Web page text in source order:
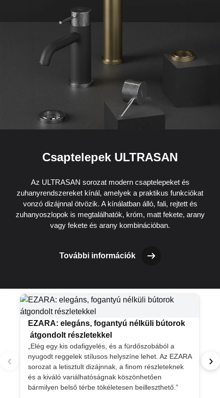
Csaptelepek ULTRASAN
Az ULTRASAN sorozat modern csaptelepeket és
zuhanyrendszereket kínál, amelyek a praktikus funkciókat
vonzó dizájnnal ötvözik. A kínálatban álló, fali, rejtett és
zuhanyoszlopok is megtalálhatók, króm, matt fekete, arany
vagy fekete és arany kombinációban.
További információk
EZARA: elegáns, fogantyú nélküli bútorok
átgondolt részletekkel
„Elég egy kis odafigyelés, és a fürdőszobából a
nyugodt reggelek stílusos helyszíne lehet. Az EZARA
sorozat a letisztult dizájnnak, a finom részleteknek
és a kiváló variálhatóságnak köszönhetően
bármilyen belső térbe tökéletesen beilleszthető.”
‹ ›